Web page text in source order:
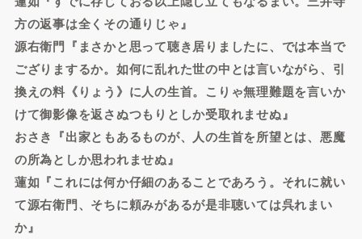
方の返事は全くその通りじゃ』
源右衛門『まさかと思って聴き居りましたに、では本当で
ござりまするか。如何に乱れた世の中とは言いながら、引
換えの料《りょう》に人の生首。こりゃ無理難題を言いか
けて御影像を返さぬつもりとしか受取れませぬ』
おさき『出家ともあるものが、人の生首を所望とは、悪魔
の所為としか思われませぬ』
蓮如『これには何か仔細のあることであろう。それに就い
て源右衛門、そちに頼みがあるが是非聴いては呉れまい
か』